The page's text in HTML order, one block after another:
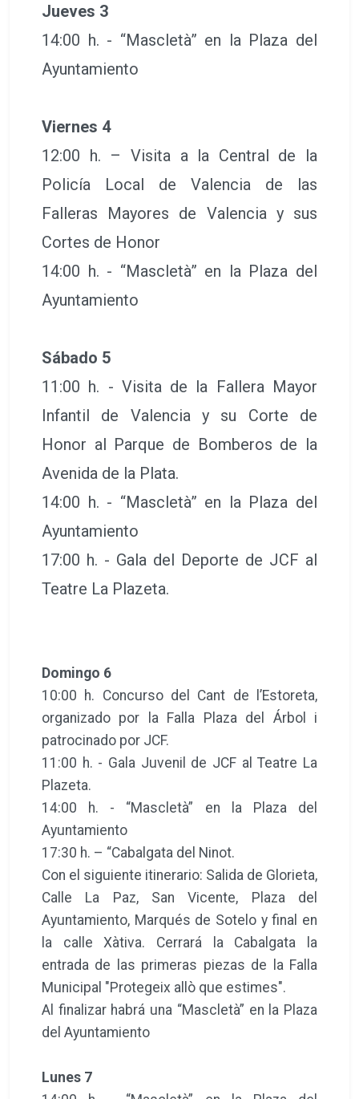
Jueves 3
14:00 h. - “Mascletà” en la Plaza del
Ayuntamiento
Viernes 4
12:00 h. – Visita a la Central de la
Policía Local de Valencia de las
Falleras Mayores de Valencia y sus
Cortes de Honor
14:00 h. - “Mascletà” en la Plaza del
Ayuntamiento
Sábado 5
11:00 h. - Visita de la Fallera Mayor
Infantil de Valencia y su Corte de
Honor al Parque de Bomberos de la
Avenida de la Plata.
14:00 h. - “Mascletà” en la Plaza del
Ayuntamiento
17:00 h. - Gala del Deporte de JCF al
Teatre La Plazeta.
Domingo 6
10:00 h. Concurso del Cant de l’Estoreta,
organizado por la Falla Plaza del Árbol i
patrocinado por JCF.
11:00 h. - Gala Juvenil de JCF al Teatre La
Plazeta.
14:00 h. - “Mascletà” en la Plaza del
Ayuntamiento
17:30 h. – “Cabalgata del Ninot.
Con el siguiente itinerario: Salida de Glorieta,
Calle La Paz, San Vicente, Plaza del
Ayuntamiento, Marqués de Sotelo y final en
la calle Xàtiva. Cerrará la Cabalgata la
entrada de las primeras piezas de la Falla
Municipal "Protegeix allò que estimes".
Al finalizar habrá una “Mascletà” en la Plaza
del Ayuntamiento
Lunes 7